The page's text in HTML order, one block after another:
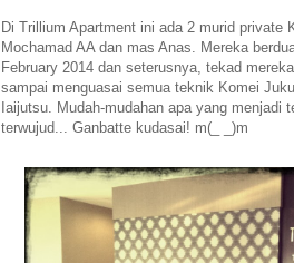
Di Trillium Apartment ini ada 2 murid private
Mochamad AA dan mas Anas. Mereka
February 2014 dan seterusnya, tekad
sampai menguasai semua teknik Komei
Iaijutsu. Mudah-mudahan apa yang menjadi
terwujud... Ganbatte kudasai! m(_ _)m